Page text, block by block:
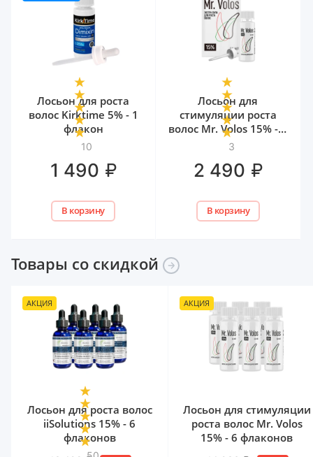
10
Лосьон для роста
волос Kirktime 5% - 1
флакон
1 490 ₽
В корзину
3
Лосьон для
стимуляции роста
волос Mr. Volos 15% - 1
флакон
2 490 ₽
В корзину
Товары со скидкой
АКЦИЯ
Лосьон для роста волос
iiSolutions 15% - 6
флаконов
АКЦИЯ
Лосьон для стимуляции
роста волос Mr. Volos
15% - 6 флаконов